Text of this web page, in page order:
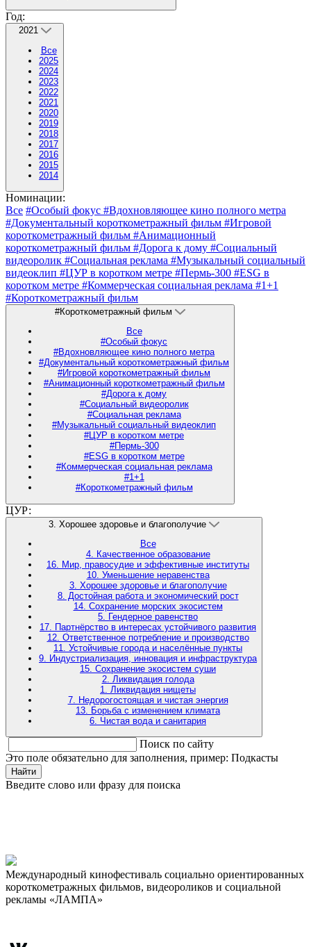
Год:
2021
Все
2025
2024
2023
2022
2021
2020
2019
2018
2017
2016
2015
2014
Номинации:
Все #Особый фокус #Вдохновляющее кино полного метра
#Документальный короткометражный фильм #Игровой
короткометражный фильм #Анимационный
короткометражный фильм #Дорога к дому #Социальный
видеоролик #Социальная реклама #Музыкальный социальный
видеоклип #ЦУР в коротком метре #Пермь-300 #ESG в
коротком метре #Коммерческая социальная реклама #1+1
#Короткометражный фильм
#Короткометражный фильм
Все
#Особый фокус
#Вдохновляющее кино полного метра
#Документальный короткометражный фильм
#Игровой короткометражный фильм
#Анимационный короткометражный фильм
#Дорога к дому
#Социальный видеоролик
#Социальная реклама
#Музыкальный социальный видеоклип
#ЦУР в коротком метре
#Пермь-300
#ESG в коротком метре
#Коммерческая социальная реклама
#1+1
#Короткометражный фильм
ЦУР:
3. Хорошее здоровье и благополучие
Все
4. Качественное образование
16. Мир, правосудие и эффективные институты
10. Уменьшение неравенства
3. Хорошее здоровье и благополучие
8. Достойная работа и экономический рост
14. Сохранение морских экосистем
5. Гендерное равенство
17. Партнёрство в интересах устойчивого развития
12. Ответственное потребление и производство
11. Устойчивые города и населённые пункты
9. Индустриализация, инновация и инфраструктура
15. Сохранение экосистем суши
2. Ликвидация голода
1. Ликвидация нищеты
7. Недорогостоящая и чистая энергия
13. Борьба с изменением климата
6. Чистая вода и санитария
Поиск по сайту
Это поле обязательно для заполнения, пример: Подкасты
Найти
Введите слово или фразу для поиска
Международный кинофестиваль социально ориентированных
короткометражных фильмов, видеороликов и социальной
рекламы «ЛАМПА»